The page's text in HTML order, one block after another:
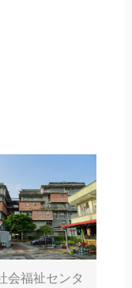
会福祉センタ